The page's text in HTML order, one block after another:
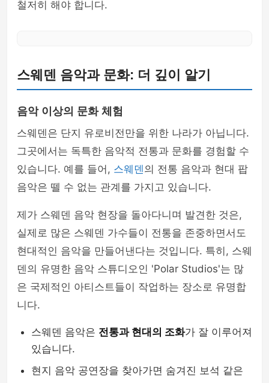
철저히 해야 합니다.
스웨덴 음악과 문화: 더 깊이 알기
음악 이상의 문화 체험
스웨덴은 단지 유로비전만을 위한 나라가 아닙니다.
그곳에서는 독특한 음악적 전통과 문화를 경험할 수
있습니다. 예를 들어, 스웨덴의 전통 음악과 현대 팝
음악은 뗄 수 없는 관계를 가지고 있습니다.
제가 스웨덴 음악 현장을 돌아다니며 발견한 것은,
실제로 많은 스웨덴 가수들이 전통을 존중하면서도
현대적인 음악을 만들어낸다는 것입니다. 특히, 스웨
덴의 유명한 음악 스튜디오인 'Polar Studios'는 많
은 국제적인 아티스트들이 작업하는 장소로 유명합
니다.
스웨덴 음악은 전통과 현대의 조화가 잘 이루어져
있습니다.
현지 음악 공연장을 찾아가면 숨겨진 보석 같은